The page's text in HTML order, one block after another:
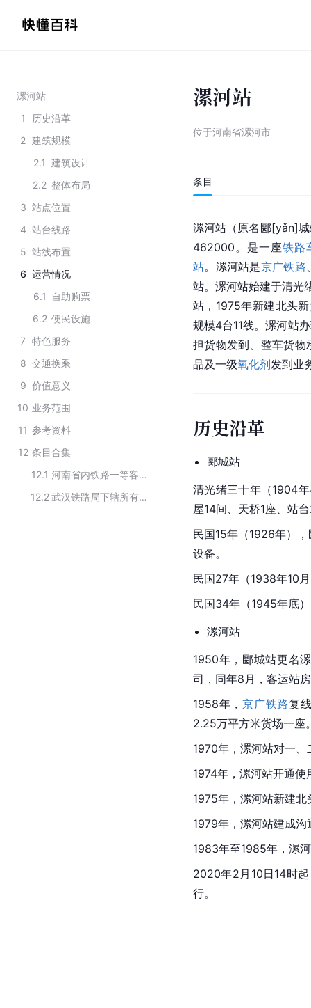
漯河站
1
历史沿革
2 建筑规模
2.1 建筑设计
2.2 整体布局
3 站点位置
4 站台线路
5 站线布置
6 运营情况
6.1
自助购票
6.2 便民设施
7 特色服务
8 交通换乘
9 价值意义
10 业务范围
11 参考资料
12 条目合集
12.1
河南省内铁路一等客运站
12.2
武汉铁路局下辖所有客运站点
漯河站
位于河南省漯河市
条目
漯河站（原名郾[yǎn]
462000。是一座铁路
站。漯河站是京广铁路
站。漯河站始建于清光
站，1975年新建北头
规模4台11线。漯河站
担货物发到、整车货物
品及一级氧化剂发到业
历史沿革
郾城站
清光绪三十年（1904
屋14间、天桥1座、站
民国15年（1926年）
设备。
民国27年（1938年10
民国34年（1945年底
漯河站
1950年，郾城站更名
司，同年8月，客运站
1958年，京广铁路复
2.25万平方米货场一座
1970年，漯河站对一
1974年，漯河站开通
1975年，漯河站新建北
1979年，漯河站建成
1983年至1985年，漯
2020年2月10日14时
行。